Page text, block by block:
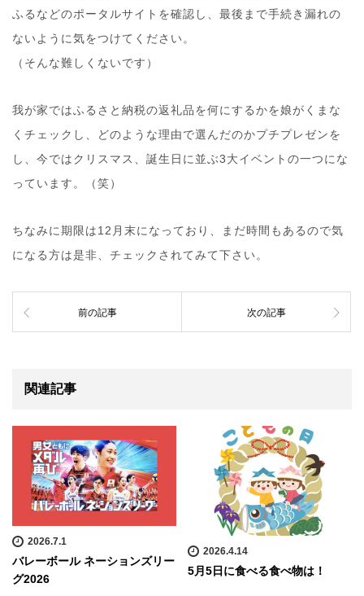
ふるなどのポータルサイトを確認し、最後まで手続き漏れの
ないように気をつけてください。
（そんな難しくないです）
我が家ではふるさと納税の返礼品を何にするかを娘がくまな
くチェックし、どのような理由で選んだのかプチプレゼンを
し、今ではクリスマス、誕生日に並ぶ3大イベントの一つにな
っています。（笑）
ちなみに期限は12月末になっており、まだ時間もあるので気
になる方は是非、チェックされてみて下さい。
前の記事 次の記事
関連記事
2026.7.1
バレーボール ネーションズリー
グ2026
2026.4.14
5月5日に食べる食べ物は！